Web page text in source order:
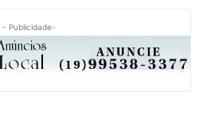
- Publicidade-